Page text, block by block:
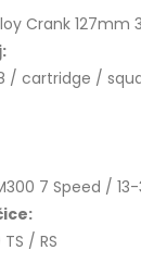
Crank 127mm
/ cartridge /
7 Speed /
/ RS